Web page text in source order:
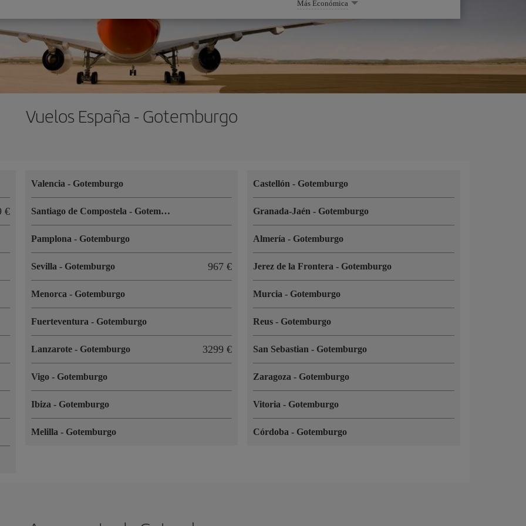
Más Económica
Vuelos España - Gotemburgo
€
Valencia - Gotemburgo
Santiago de Compostela - Gotemburgo
Pamplona - Gotemburgo
Sevilla - Gotemburgo 967 €
Menorca - Gotemburgo
Fuerteventura - Gotemburgo
Lanzarote - Gotemburgo 3299 €
Vigo - Gotemburgo
Ibiza - Gotemburgo
Melilla - Gotemburgo
Castellón- Gotemburgo
Granada-Jaén- Gotemburgo
Almería- Gotemburgo
Jerez de la Frontera- Gotemburgo
Murcia- Gotemburgo
Reus- Gotemburgo
San Sebastian- Gotemburgo
Zaragoza- Gotemburgo
Vitoria- Gotemburgo
Córdoba- Gotemburgo